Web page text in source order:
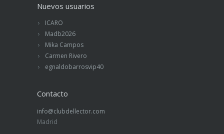
Nuevos usuarios
ICARO
Madb2026
Mika Campos
Carmen Rivero
egnaldobarrosvip40
Contacto
info@clubdellector.com
Madrid